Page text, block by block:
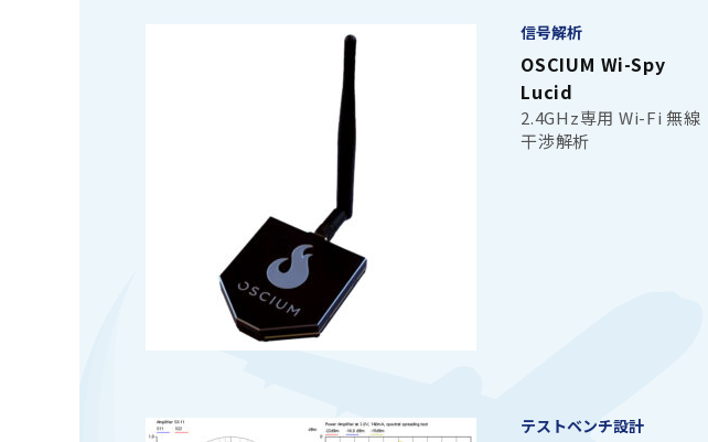
信号解析
OSCIUM Wi-Spy
Lucid
2.4GHz専用 Wi-Fi 無線
干渉解析
テストベンチ設計